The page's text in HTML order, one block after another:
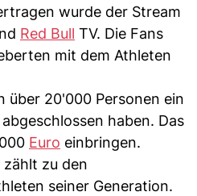
wurde der Stream
Red Bull TV. Die Fans
mit dem Athleten
über 20'000 Personen ein
haben. Das
Euro einbringen.
zu den
seiner Generation.